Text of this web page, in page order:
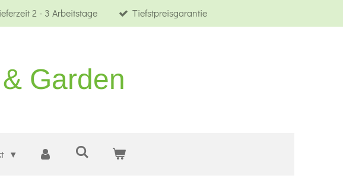
2 - 3 Arbeitstage Tiefstpreisgarantie
Garden